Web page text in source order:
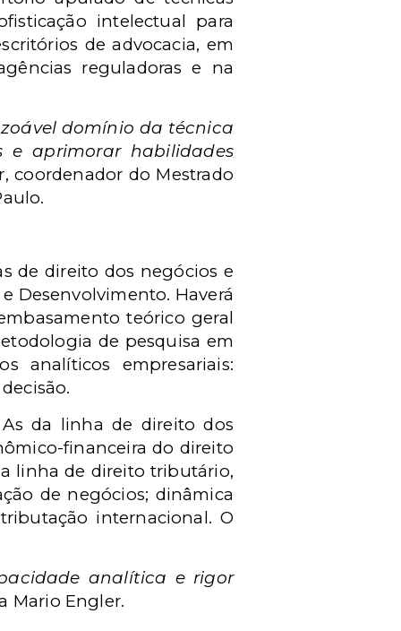
intelectual para
de advocacia, em
reguladoras e na
domínio da técnica
aprimorar habilidades
coordenador do Mestrado
de direito dos negócios e
Desenvolvimento. Haverá
teórico geral
de pesquisa em
analíticos empresariais:
As da linha de direito dos
financeira do direito
linha de direito tributário,
de negócios; dinâmica
internacional. O
analítica e rigor
Mario Engler.